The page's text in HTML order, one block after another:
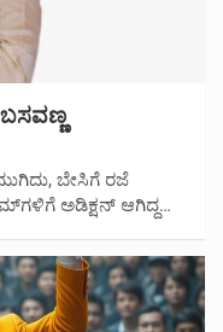
ಬೇಸಿಗೆ ರಜೆ
ಅಡಿಕ್ಷನ್ ಆಗಿದ್ದ…